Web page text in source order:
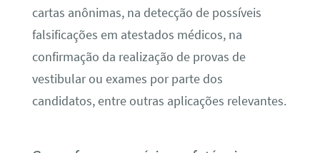
cartas anônimas, na detecção de possíveis
falsificações em atestados médicos, na
confirmação da realização de provas de
vestibular ou exames por parte dos
candidatos, entre outras aplicações relevantes.